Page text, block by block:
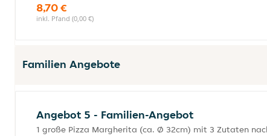
8,70 €
inkl. Pfand (0,00 €)
Familien Angebote
Angebot 5 - Familien-Angebot
1 große Pizza Margherita (ca. Ø 32cm) mit 3 Zutaten